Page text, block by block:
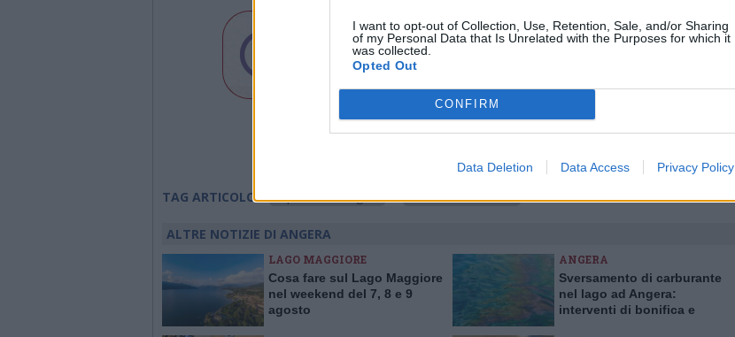
I want to opt-out of Collection, Use, Retention, Sale, and/or Sharing
of my Personal Data that Is Unrelated with the Purposes for which it
was collected.
Opted Out
CONFIRM
Data Deletion Data Access Privacy Policy
Tutti gli eventi
TAG ARTICOLO ospedale di angera riforma della sanità
ALTRE NOTIZIE DI ANGERA
LAGO MAGGIORE
Cosa fare sul Lago Maggiore
nel weekend del 7, 8 e 9
agosto
ANGERA
Sversamento di carburante
nel lago ad Angera:
interventi di bonifica e